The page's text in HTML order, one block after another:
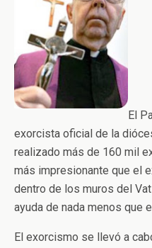
El
exorcista oficial de la
realizado más de 160 mil
más impresionante que el
dentro de los muros del
ayuda de nada menos que
El exorcismo se llevó a